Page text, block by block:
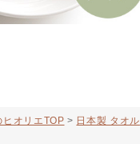
オリエTOP 日本製 タオル